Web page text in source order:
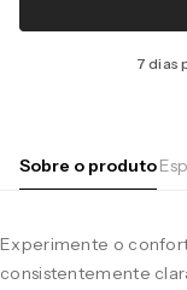
7 dias
Sobre o produto
Experimente o
consistentemente